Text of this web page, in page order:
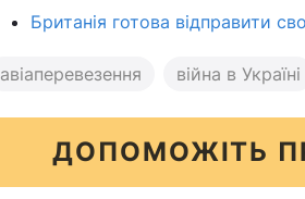
Британія готова відправити
авіаперевезення війна в Україні
ДОПОМОЖІТЬ